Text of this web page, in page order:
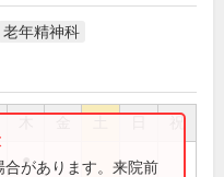
老年精神科
祝
●
があります。来院前